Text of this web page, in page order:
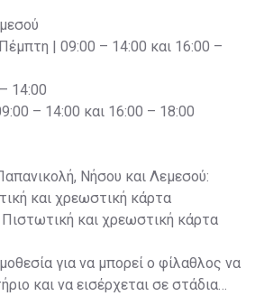
| 09:00 – 14:00 και 16:00 –
14:00
– 14:00 και 16:00 – 18:00
Νήσου και Λεμεσού:
και χρεωστική κάρτα
και χρεωστική κάρτα
για να μπορεί ο φίλαθλος να
και να εισέρχεται σε στάδια